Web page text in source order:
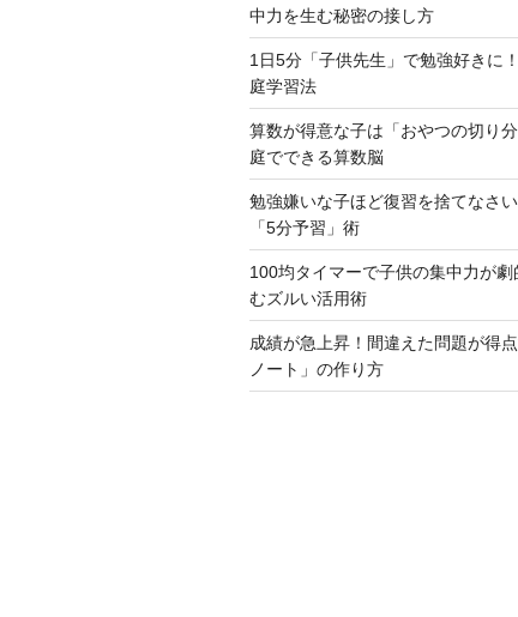
中力を生む秘密の接し方
1日5分「子供先生」で勉強好きに
庭学習法
算数が得意な子は「おやつの切り
庭でできる算数脳
勉強嫌いな子ほど復習を捨てなさ
「5分予習」術
100均タイマーで子供の集中力が劇
むズルい活用術
成績が急上昇！間違えた問題が得
ノート」の作り方